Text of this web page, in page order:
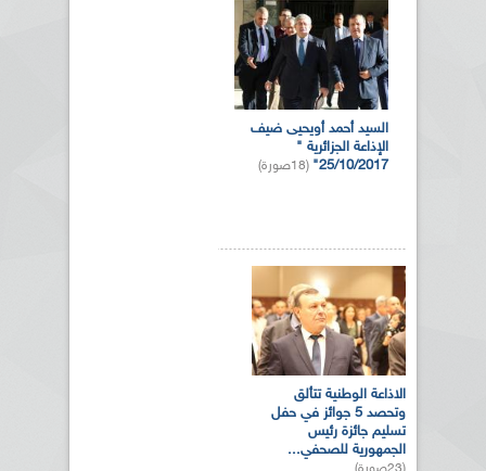
العربي للإذاعة والتلفزيون بتونس
المزيد من الصور
السيد أحمد أويحيى ضيف
الإذاعة الجزائرية "
25/10/2017"
(18صورة)
الاذاعة الوطنية تتألق
وتحصد 5 جوائز في حفل
تسليم جائزة رئيس
الجمهورية للصحفي...
الصفحات